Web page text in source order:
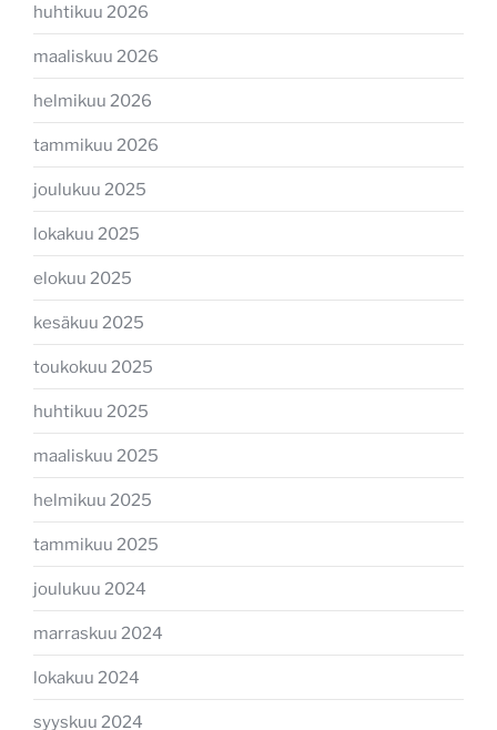
huhtikuu 2026
maaliskuu 2026
helmikuu 2026
tammikuu 2026
joulukuu 2025
lokakuu 2025
elokuu 2025
kesäkuu 2025
toukokuu 2025
huhtikuu 2025
maaliskuu 2025
helmikuu 2025
tammikuu 2025
joulukuu 2024
marraskuu 2024
lokakuu 2024
syyskuu 2024